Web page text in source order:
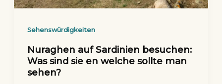
Sehenswürdigkeiten
Nuraghen auf Sardinien besuchen:
Was sind sie en welche sollte man
sehen?